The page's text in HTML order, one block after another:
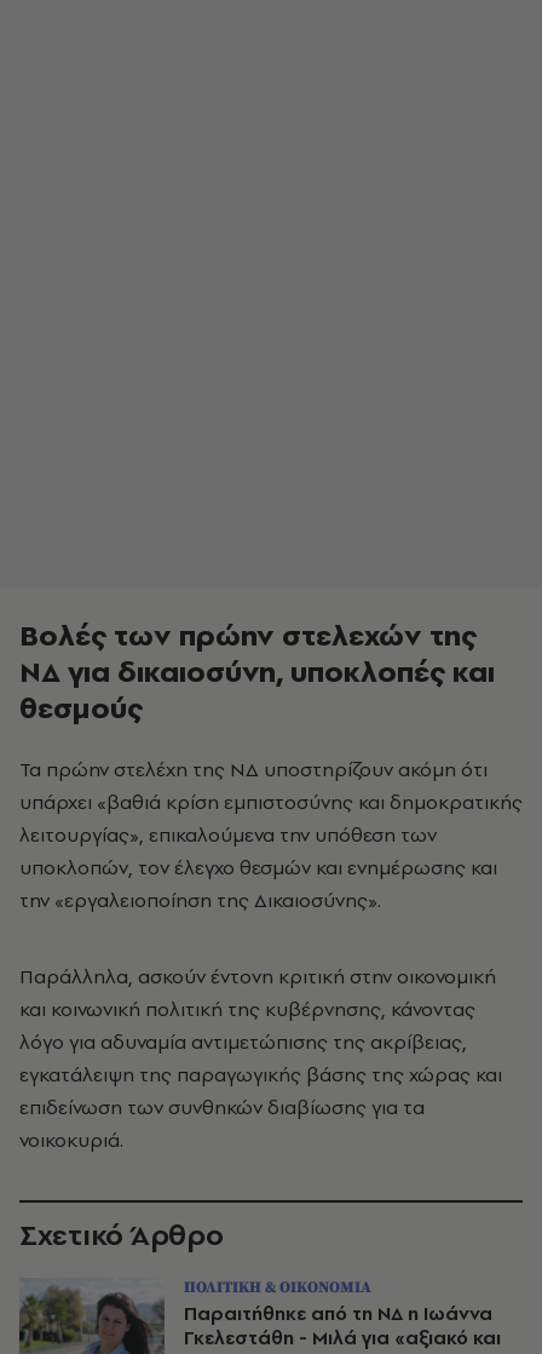
Βολές των πρώην στελεχών της
ΝΔ για δικαιοσύνη, υποκλοπές και
θεσμούς
Τα πρώην στελέχη της ΝΔ υποστηρίζουν ακόμη ότι
υπάρχει «βαθιά κρίση εμπιστοσύνης και δημοκρατικής
λειτουργίας», επικαλούμενα την υπόθεση των
υποκλοπών, τον έλεγχο θεσμών και ενημέρωσης και
την «εργαλειοποίηση της Δικαιοσύνης».
Παράλληλα, ασκούν έντονη κριτική στην οικονομική
και κοινωνική πολιτική της κυβέρνησης, κάνοντας
λόγο για αδυναμία αντιμετώπισης της ακρίβειας,
εγκατάλειψη της παραγωγικής βάσης της χώρας και
επιδείνωση των συνθηκών διαβίωσης για τα
νοικοκυριά.
Σχετικό Άρθρο
ΠΟΛΙΤΙΚΗ & ΟΙΚΟΝΟΜΙΑ
Παραιτήθηκε από τη ΝΔ η Ιωάννα
Γκελεστάθη - Μιλά για «αξιακό και